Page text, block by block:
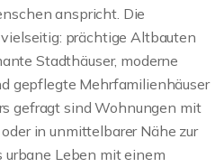
anspricht. Die
prächtige Altbauten
Stadthäuser, moderne
gepflegte Mehrfamilienhäuser
gefragt sind Wohnungen mit
in unmittelbarer Nähe zur
urbane Leben mit einem